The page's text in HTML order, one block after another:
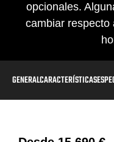
opcionales.
cambiar respecto
GENERALCARACTERÍSTICAS